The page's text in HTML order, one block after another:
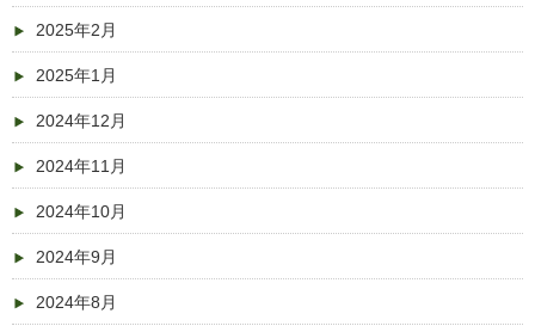
2025年2月
2025年1月
2024年12月
2024年11月
2024年10月
2024年9月
2024年8月